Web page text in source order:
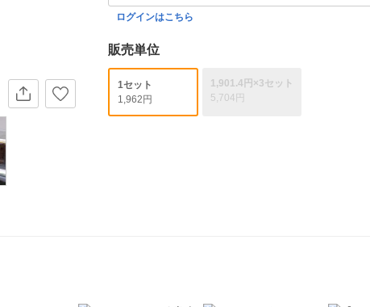
ログインはこちら
販売単位
1セット
1,962円
1,901.4円×3セット
5,704円